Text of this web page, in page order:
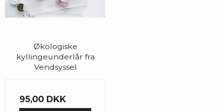
Økologiske
kyllingeunderlår fra
Vendsyssel
95,00 DKK